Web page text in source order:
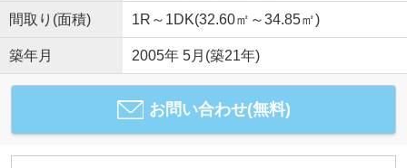
間取り(面積) 1R～1DK(32.60㎡～34.85㎡)
築年月 2005年 5月(築21年)
お問い合わせ(無料)